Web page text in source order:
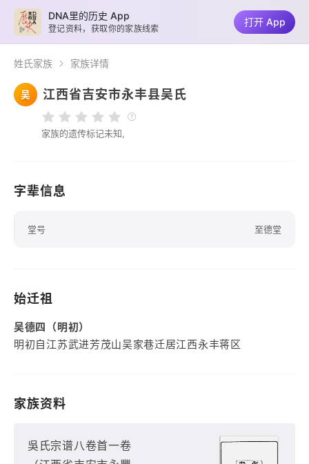
姓氏家族 家族详情
吴 江西省吉安市永丰县吴氏
家族的遗传标记未知,
字辈信息
堂号 至德堂
始迁祖
吴德四（明初）
明初自江苏武进芳茂山吴家巷迁居江西永丰蒋区
家族资料
吳氏宗谱八卷首一卷
DNA里的历史 App
登记资料，获取你的家族线索
打开 App